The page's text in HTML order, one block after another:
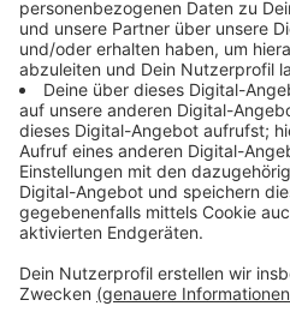
und macht Stationen unter
Emmerich, ’s-Heerenberg,
Entlang der Strecke wird mit
gefeiert. Dabei werden auch
dem Gelände am
Festival. Nachmittags
und die schönsten Trucks